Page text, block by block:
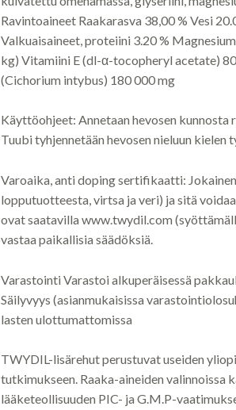
Ravintoaineet Raakarasva 38,00 % Vesi
Valkuaisaineet, proteiini 3.20 %
kg) Vitamiini E (dl-α-tocopheryl acetate)
(Cichorium intybus) 180 000 mg
Käyttöohjeet: Annetaan hevosen kunnosta
Tuubi tyhjennetään hevosen nieluun kielen
Varoaika, anti doping sertifikaatti:
lopputuotteesta, virtsa ja veri) ja sitä
ovat saatavilla www.twydil.com
vastaa paikallisia säädöksiä.
Varastointi Varastoi alkuperäisessä
Säilyvyys (asianmukaisissa
lasten ulottumattomissa
TWYDIL-lisärehut perustuvat useiden
tutkimukseen. Raaka-aineiden
lääketeollisuuden PIC- ja G.M.P-